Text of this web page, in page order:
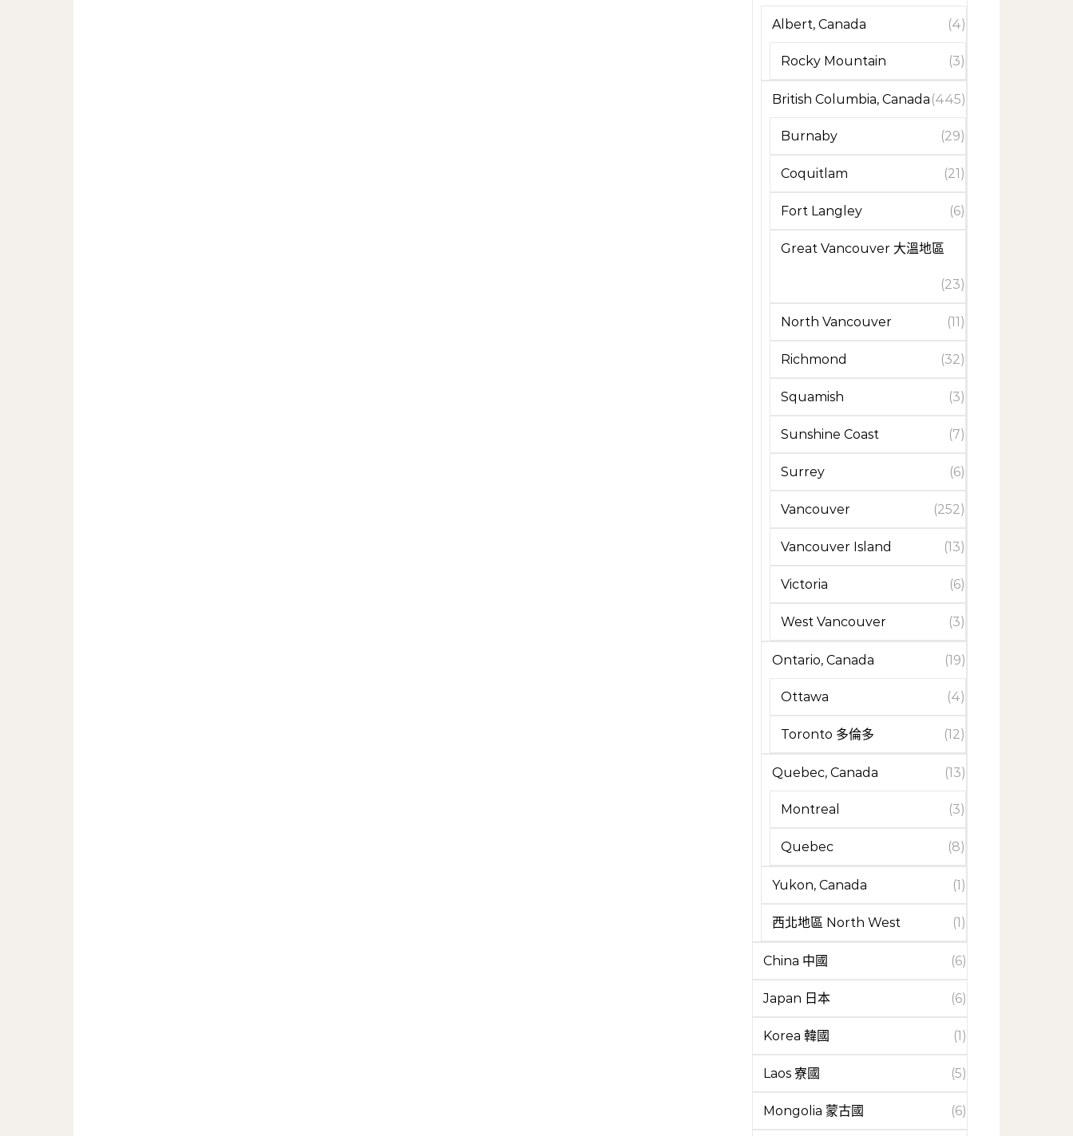
Albert, Canada (4)
Rocky Mountain (3)
British Columbia, Canada (445)
Burnaby (29)
Coquitlam (21)
Fort Langley (6)
Great Vancouver 大溫地區
(23)
North Vancouver (11)
Richmond (32)
Squamish (3)
Sunshine Coast (7)
Surrey (6)
Vancouver (252)
Vancouver Island (13)
Victoria (6)
West Vancouver (3)
Ontario, Canada (19)
Ottawa (4)
Toronto 多倫多 (12)
Quebec, Canada (13)
Montreal (3)
Quebec (8)
Yukon, Canada (1)
西北地區 North West (1)
China 中國 (6)
Japan 日本 (6)
Korea 韓國 (1)
Laos 寮國 (5)
Mongolia 蒙古國 (6)